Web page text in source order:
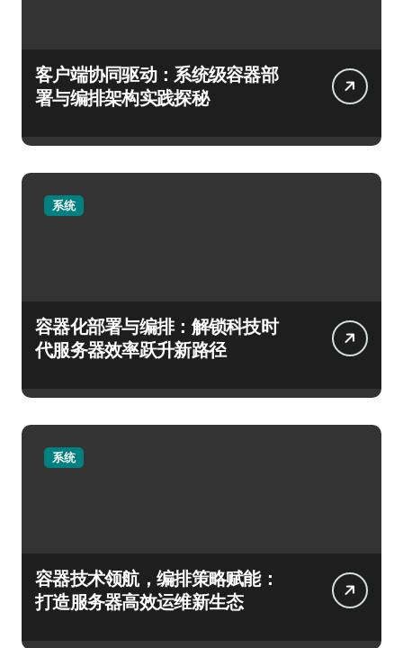
客户端协同驱动：系统级容器部
署与编排架构实践探秘
系统
容器化部署与编排：解锁科技时
代服务器效率跃升新路径
系统
容器技术领航，编排策略赋能：
打造服务器高效运维新生态